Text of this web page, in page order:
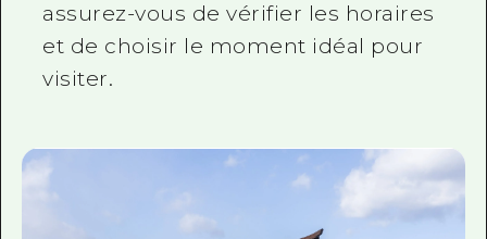
assurez-vous de vérifier les horaires
et de choisir le moment idéal pour
visiter.